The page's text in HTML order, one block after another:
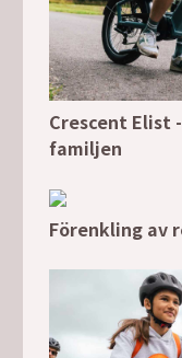
Crescent Elist
familjen
Förenkling av